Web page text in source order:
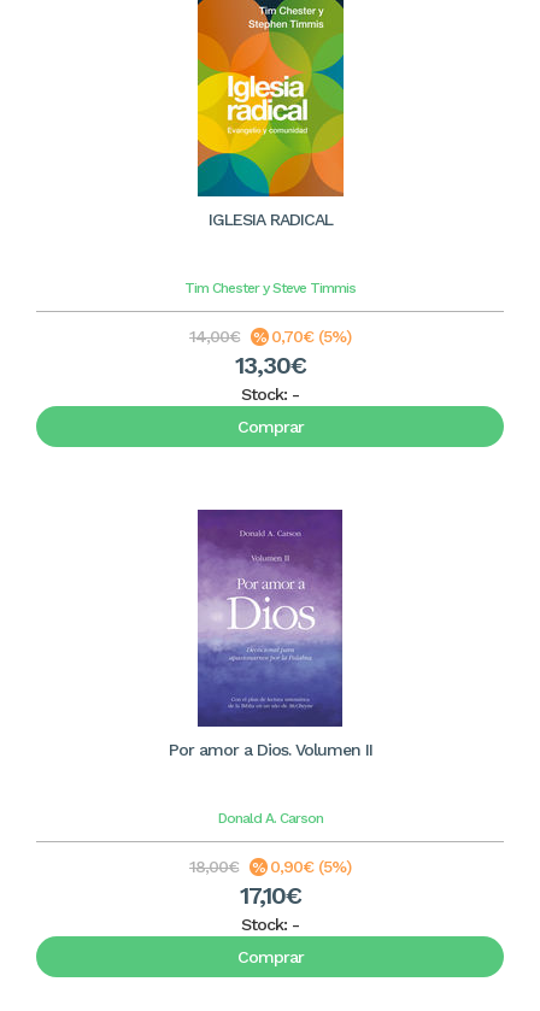
IGLESIA RADICAL
Tim Chester y Steve Timmis
14,00€ 0,70€ (5%)
13,30€
Stock: -
Comprar
Por amor a Dios. Volumen II
Donald A. Carson
18,00€ 0,90€ (5%)
17,10€
Stock: -
Comprar